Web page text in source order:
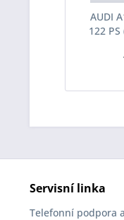
AUDI
122
Servisní linka
Telefonní podpora